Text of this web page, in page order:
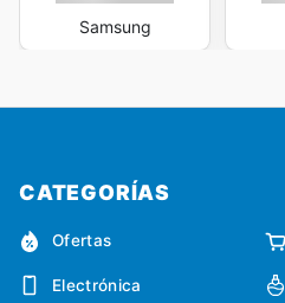
Samsung
CATEGORÍAS
Ofertas
Electrónica